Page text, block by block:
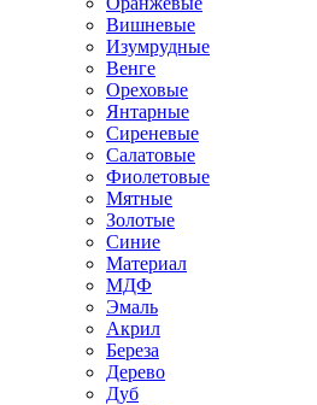
Вишневые
Изумрудные
Венге
Ореховые
Янтарные
Сиреневые
Салатовые
Фиолетовые
Мятные
Золотые
Синие
Материал
МДФ
Эмаль
Акрил
Береза
Дерево
Дуб